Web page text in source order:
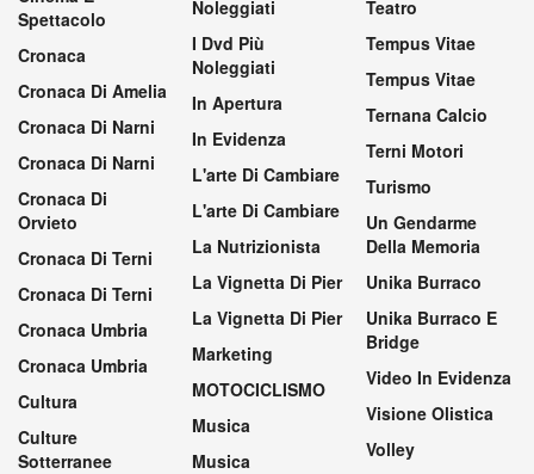
Spettacolo
Cronaca
Cronaca Di Amelia
Cronaca Di Narni
Cronaca Di Narni
Cronaca Di
Orvieto
Cronaca Di Terni
Cronaca Di Terni
Cronaca Umbria
Cronaca Umbria
Cultura
Culture
Sotterranee
Noleggiati
I Dvd Più
Noleggiati
In Apertura
In Evidenza
L'arte Di Cambiare
L'arte Di Cambiare
La Nutrizionista
La Vignetta Di Pier
La Vignetta Di Pier
Marketing
MOTOCICLISMO
Musica
Musica
Teatro
Tempus Vitae
Tempus Vitae
Ternana Calcio
Terni Motori
Turismo
Un Gendarme
Della Memoria
Unika Burraco
Unika Burraco E
Bridge
Video In Evidenza
Visione Olistica
Volley